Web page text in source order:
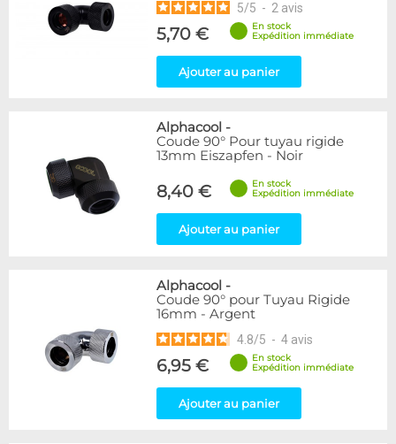
5/5 - 2 avis
5,70 €
En stock
Expédition immédiate
Ajouter au panier
Alphacool -
Coude 90° Pour tuyau rigide
13mm Eiszapfen - Noir
8,40 €
En stock
Expédition immédiate
Ajouter au panier
Alphacool -
Coude 90° pour Tuyau Rigide
16mm - Argent
4.8/5 - 4 avis
6,95 €
En stock
Expédition immédiate
Ajouter au panier